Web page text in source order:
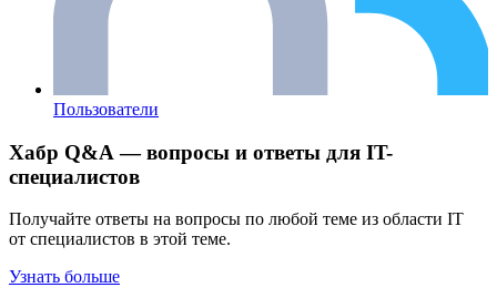
Пользователи
Хабр Q&A — вопросы и ответы для IT-
специалистов
Получайте ответы на вопросы по любой теме из области IT
от специалистов в этой теме.
Узнать больше